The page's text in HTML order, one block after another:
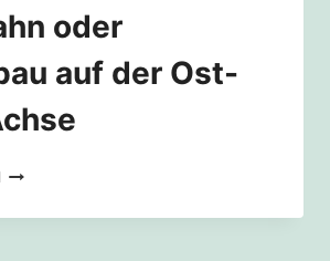
oder
auf der Ost-
OBEN
MIT